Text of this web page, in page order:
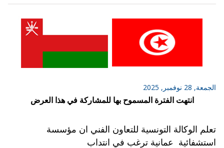
الجمعة, 28 نوفمبر, 2025
انتهت الفترة المسموح بها للمشاركة في هذا العرض
تعلم الوكالة التونسية للتعاون الفني ان مؤسسة
استشفائية عمانية ترغب في انتداب